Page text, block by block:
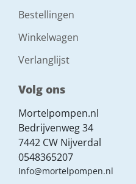
Bestellingen
Winkelwagen
Verlanglijst
Volg ons
Mortelpompen.nl
Bedrijvenweg 34
7442 CW Nijverdal
0548365207
Info@mortelpompen.nl